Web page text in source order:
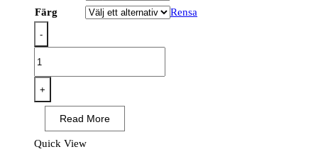
Färg
Rensa
-
Sandal
i
kompositmaterial
S1
+
Read More
Quick View